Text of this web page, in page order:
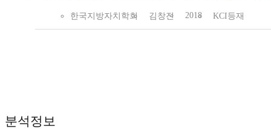
한국지방자치학회 김창진 2018 KCI등재
분석정보